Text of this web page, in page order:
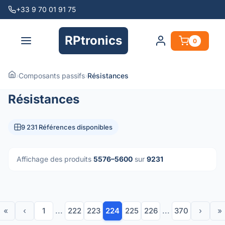
+33 9 70 01 91 75
RPtronics 0
›Composants passifs›Résistances
Résistances
9 231 Références disponibles
Affichage des produits 5576–5600 sur 9231
« ‹ 1 ... 222 223 224 225 226 ... 370 › »